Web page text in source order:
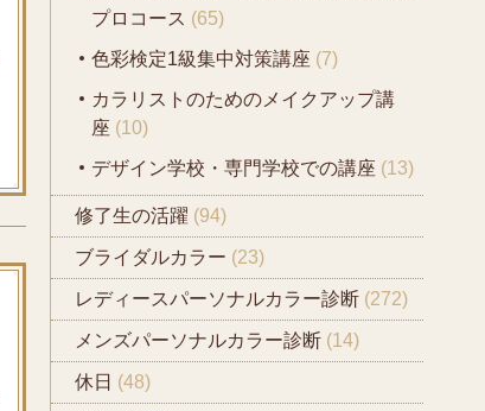
プロコース (65)
色彩検定1級集中対策講座 (7)
カラリストのためのメイクアップ講
座 (10)
デザイン学校・専門学校での講座 (13)
修了生の活躍 (94)
ブライダルカラー (23)
レディースパーソナルカラー診断 (272)
メンズパーソナルカラー診断 (14)
休日 (48)